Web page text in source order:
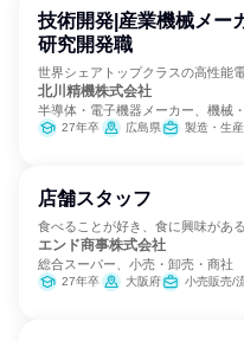
技術開発|産業機械メー
研究開発職
世界シェアトップクラスの高性能
北川精機株式会社
半導体・電子機器メーカー、機械
ーカー27年卒 広島県 製造・生
店舗スタッフ
食べることが好き、食に興味があ
エンド商事株式会社
総合スーパー、小売・卸売・商社
27年卒 大阪府 小売販売/